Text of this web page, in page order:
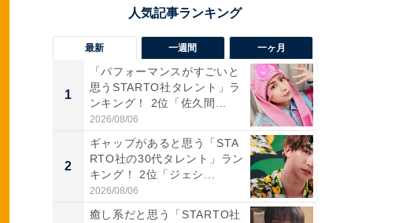
最新 一週間 一ヶ月
1
「パフォーマンスがすごいと
思うSTARTO社タレント」ラ
ンキング！ 2位「佐久間...
2026/08/06
2
ギャップがあると思う「STA
RTO社の30代タレント」ラン
キング！ 2位「ジェシ...
2026/08/06
癒し系だと思う「STARTO社